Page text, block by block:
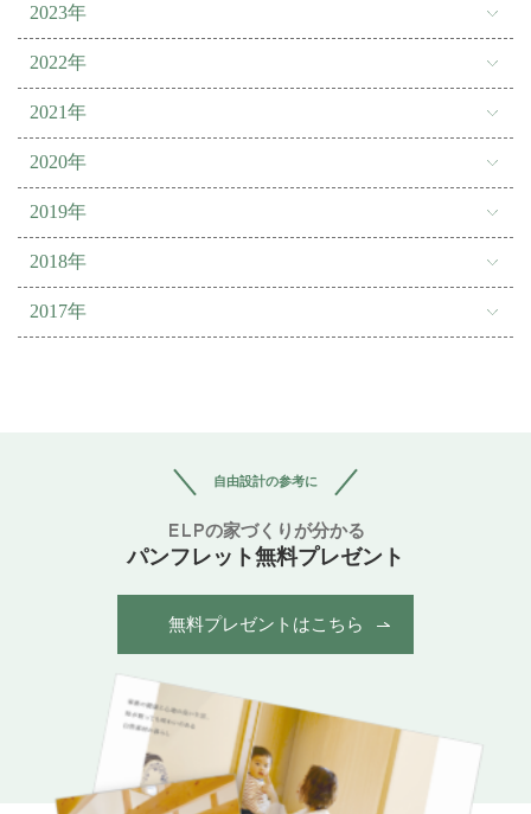
2023年
2022年
2021年
2020年
2019年
2018年
2017年
自由設計の参考に
ELPの家づくりが分かる
パンフレット無料プレゼント
無料プレゼントはこちら